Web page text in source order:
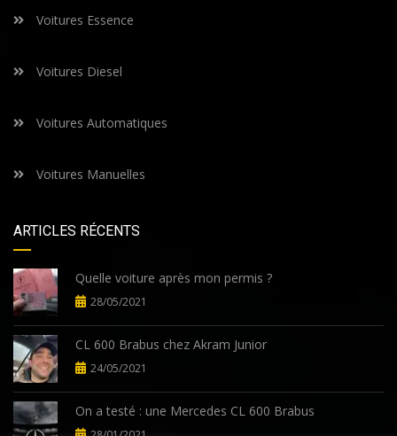
Voitures Essence
Voitures Diesel
Voitures Automatiques
Voitures Manuelles
ARTICLES RÉCENTS
Quelle voiture après mon permis ?
28/05/2021
CL 600 Brabus chez Akram Junior
24/05/2021
On a testé : une Mercedes CL 600 Brabus